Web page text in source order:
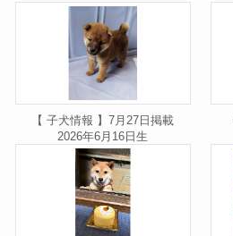
【 子犬情報 】7月27日掲載
2026年6月16日生